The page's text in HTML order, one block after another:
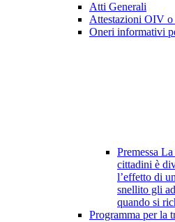
Atti Generali
Attestazioni OIV o
Oneri informativi
Premessa
cittadini è
l’effetto di
snellito gli
quando si
Programma per la